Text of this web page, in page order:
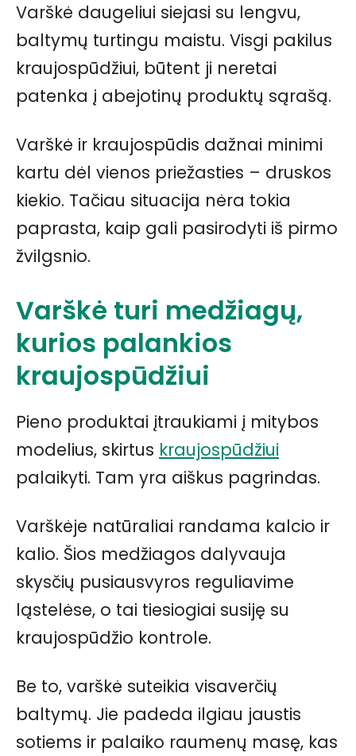
Varškė daugeliui siejasi su lengvu,
baltymų turtingu maistu. Visgi pakilus
kraujospūdžiui, būtent ji neretai
patenka į abejotinų produktų sąrašą.
Varškė ir kraujospūdis dažnai minimi
kartu dėl vienos priežasties – druskos
kiekio. Tačiau situacija nėra tokia
paprasta, kaip gali pasirodyti iš pirmo
žvilgsnio.
Varškė turi medžiagų,
kurios palankios
kraujospūdžiui
Pieno produktai įtraukiami į mitybos
modelius, skirtus kraujospūdžiui
palaikyti. Tam yra aiškus pagrindas.
Varškėje natūraliai randama kalcio ir
kalio. Šios medžiagos dalyvauja
skysčių pusiausvyros reguliavime
ląstelėse, o tai tiesiogiai susiję su
kraujospūdžio kontrole.
Be to, varškė suteikia visaverčių
baltymų. Jie padeda ilgiau jaustis
sotiems ir palaiko raumenų masę, kas